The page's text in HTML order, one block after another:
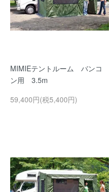
MIMIEテントルーム バンコ
ン用 3.5m
59,400円(税5,400円)